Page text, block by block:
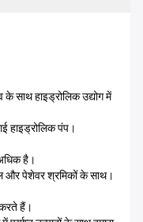
साथ हाइड्रोलिक उद्योग में
हाइड्रोलिक पंप।
है।
और पेशेवर श्रमिकों के साथ।
करते हैं।